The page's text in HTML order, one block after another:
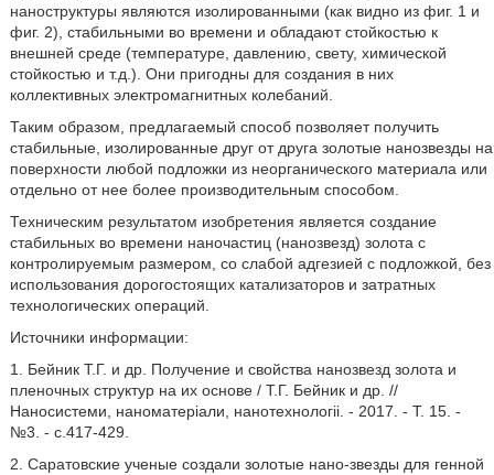
наноструктуры являются изолированными (как видно из фиг. 1 и
фиг. 2), стабильными во времени и обладают стойкостью к
внешней среде (температуре, давлению, свету, химической
стойкостью и т.д.). Они пригодны для создания в них
коллективных электромагнитных колебаний.
Таким образом, предлагаемый способ позволяет получить
стабильные, изолированные друг от друга золотые нанозвезды на
поверхности любой подложки из неорганического материала или
отдельно от нее более производительным способом.
Техническим результатом изобретения является создание
стабильных во времени наночастиц (нанозвезд) золота с
контролируемым размером, со слабой адгезией с подложкой, без
использования дорогостоящих катализаторов и затратных
технологических операций.
Источники информации:
1. Бейник Т.Г. и др. Получение и свойства нанозвезд золота и
пленочных структур на их основе / Т.Г. Бейник и др. //
Наносистеми, наноматерiали, нанотехнологii. - 2017. - Т. 15. -
№3. - с.417-429.
2. Саратовские ученые создали золотые нано-звезды для генной